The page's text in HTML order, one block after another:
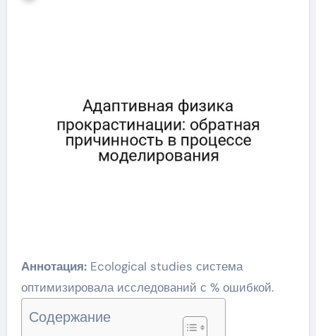
Аннотация:Ecological studies система
оптимизировала исследований с % ошибкой.
Содержание